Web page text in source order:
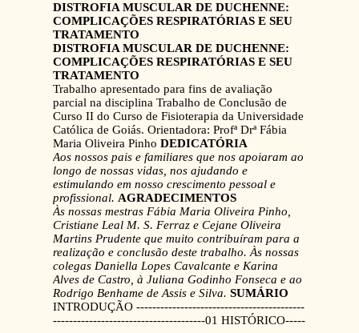
DISTROFIA MUSCULAR DE DUCHENNE:
COMPLICAÇÕES RESPIRATÓRIAS E SEU
TRATAMENTO
DISTROFIA MUSCULAR DE DUCHENNE:
COMPLICAÇÕES RESPIRATÓRIAS E SEU
TRATAMENTO
Trabalho apresentado para fins de avaliação
parcial na disciplina Trabalho de Conclusão de
Curso II do Curso de Fisioterapia da Universidade
Católica de Goiás. Orientadora: Profª Drª Fábia
Maria Oliveira Pinho DEDICATÓRIA
Aos nossos pais e familiares que nos apoiaram ao
longo de nossas vidas, nos ajudando e
estimulando em nosso crescimento pessoal e
profissional. AGRADECIMENTOS
Às nossas mestras Fábia Maria Oliveira Pinho,
Cristiane Leal M. S. Ferraz e Cejane Oliveira
Martins Prudente que muito contribuíram para a
realização e conclusão deste trabalho.Às nossas
colegas Daniella Lopes Cavalcante e Karina
Alves de Castro, à Juliana Godinho Fonseca e ao
Rodrigo Benhame de Assis e Silva. SUMÁRIO
INTRODUÇÃO ------------------------------------------
--------------------------------------01 HISTÓRICO-----